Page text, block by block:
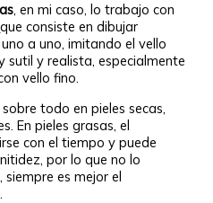
, en mi caso, lo trabajo con
que consiste en dibujar
a uno, imitando el vello
sutil y realista, especialmente
vello fino.
todo en pieles secas,
En pieles grasas, el
con el tiempo y puede
por lo que no lo
siempre es mejor el